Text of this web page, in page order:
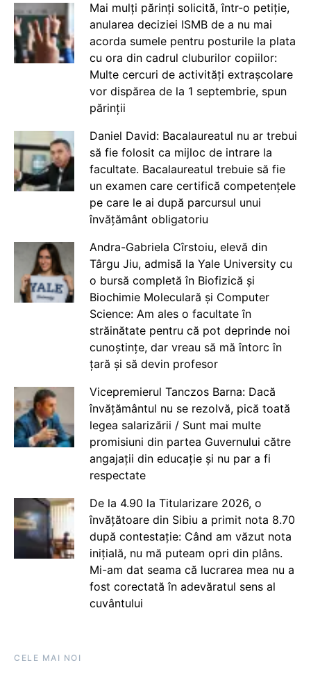
Mai mulți părinți solicită, într-o petiție,
anularea deciziei ISMB de a nu mai
acorda sumele pentru posturile la plata
cu ora din cadrul cluburilor copiilor:
Multe cercuri de activități extrașcolare
vor dispărea de la 1 septembrie, spun
părinții
Daniel David: Bacalaureatul nu ar trebui
să fie folosit ca mijloc de intrare la
facultate. Bacalaureatul trebuie să fie
un examen care certifică competențele
pe care le ai după parcursul unui
învățământ obligatoriu
Andra-Gabriela Cîrstoiu, elevă din
Târgu Jiu, admisă la Yale University cu
o bursă completă în Biofizică și
Biochimie Moleculară și Computer
Science: Am ales o facultate în
străinătate pentru că pot deprinde noi
cunoștințe, dar vreau să mă întorc în
țară și să devin profesor
Vicepremierul Tanczos Barna: Dacă
învățământul nu se rezolvă, pică toată
legea salarizării / Sunt mai multe
promisiuni din partea Guvernului către
angajații din educație și nu par a fi
respectate
De la 4.90 la Titularizare 2026, o
învățătoare din Sibiu a primit nota 8.70
după contestație: Când am văzut nota
inițială, nu mă puteam opri din plâns.
Mi-am dat seama că lucrarea mea nu a
fost corectată în adevăratul sens al
cuvântului
CELE MAI NOI